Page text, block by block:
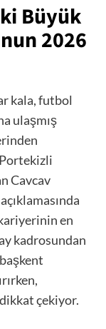
Büyük
2026
kala, futbol
ulaşmış
Cavcav
en
kadrosundan
çekiyor.